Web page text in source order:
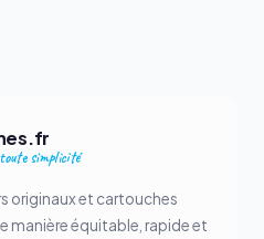
simplicité
originaux et cartouches
manière équitable, rapide et